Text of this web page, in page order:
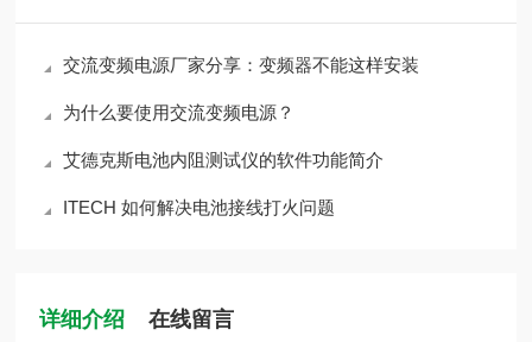
交流变频电源厂家分享：变频器不能这样安装
为什么要使用交流变频电源？
艾德克斯电池内阻测试仪的软件功能简介
ITECH 如何解决电池接线打火问题
详细介绍 在线留言